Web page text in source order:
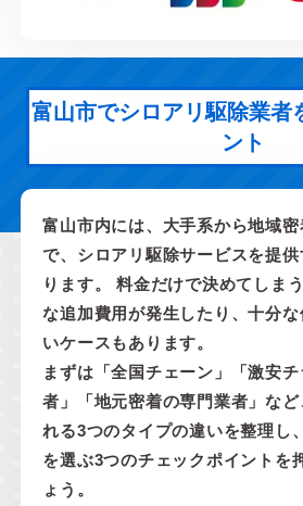
富山市でシロアリ駆除業者
ント
富山市内には、大手系から地域密
で、シロアリ駆除サービスを提
ります。 料金だけで決めてしま
な追加費用が発生したり、十分
いケースもあります。
まずは「全国チェーン」「激安
者」「地元密着の専門業者」な
れる3つのタイプの違いを整理し
を選ぶ3つのチェックポイントを
ょう。